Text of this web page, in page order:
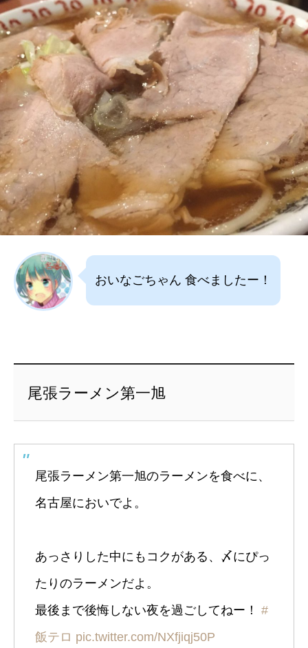
おいなごちゃん 食べましたー！
尾張ラーメン第一旭
尾張ラーメン第一旭のラーメンを食べに、
名古屋においでよ。
あっさりした中にもコクがある、〆にぴっ
たりのラーメンだよ。
最後まで後悔しない夜を過ごしてねー！ #
飯テロ pic.twitter.com/NXfjiqj50P